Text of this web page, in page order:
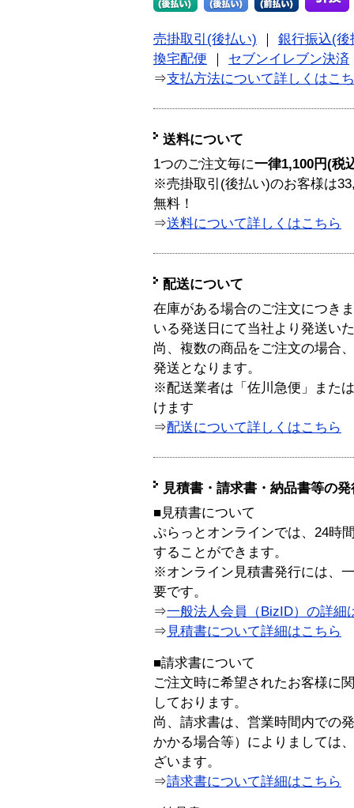
売掛取引(後払い)
銀行振込(後
換宅配便
セブンイレブン決済
⇒支払方法について詳しくはこ
送料について
1つのご注文毎に一律1,100円(税
※売掛取引(後払い)のお客様は
無料！
⇒送料について詳しくはこちら
配送について
在庫がある場合のご注文につき
いる発送日にて当社より発送い
尚、複数の商品をご注文の場合
発送となります。
※配送業者は「佐川急便」また
けます
⇒配送について詳しくはこちら
見積書・請求書・納品書等の
■見積書について
ぷらっとオンラインでは、24時
することができます。
※オンライン見積書発行には、
要です。
⇒一般法人会員（BizID）の詳細
⇒ 見積書について詳細はこちら
■請求書について
ご注文時に希望されたお客様に
しております。
尚、請求書は、営業時間内での
かかる場合等）によりましては
ざいます。
⇒請求書について詳細はこちら